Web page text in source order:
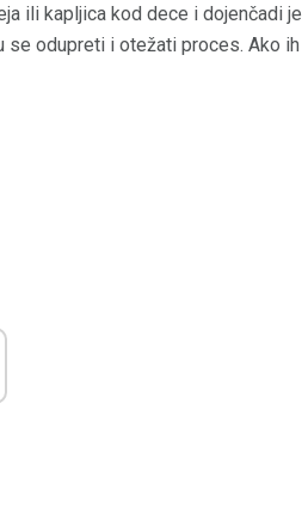
ili kapljica kod dece i dojenčadi
odupreti i otežati proces. Ako